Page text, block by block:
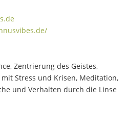
Zentrierung des Geistes,
Stress und Krisen, Meditation,
und Verhalten durch die Linse